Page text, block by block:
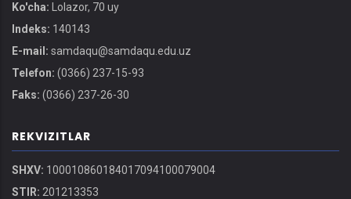
Ko'cha: Lolazor, 70 uy
Indeks: 140143
E-mail: samdaqu@samdaqu.edu.uz
Telefon: (0366) 237-15-93
Faks: (0366) 237-26-30
REKVIZITLAR
SHXV: 100010860184017094100079004
STIR: 201213353